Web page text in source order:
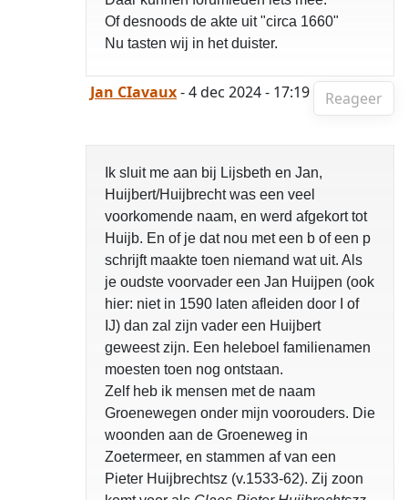
Of desnoods de akte uit "circa 1660"
Nu tasten wij in het duister.
Reageer
Jan CIavaux- 4 dec 2024 - 17:19
Ik sluit me aan bij Lijsbeth en Jan,
Huijbert/Huijbrecht was een veel
voorkomende naam, en werd afgekort tot
Huijb. En of je dat nou met een b of een p
schrijft maakte toen niemand wat uit. Als
je oudste voorvader een Jan Huijpen (ook
hier: niet in 1590 laten afleiden door I of
IJ) dan zal zijn vader een Huijbert
geweest zijn. Een heleboel familienamen
moesten toen nog ontstaan.
Zelf heb ik mensen met de naam
Groenewegen onder mijn voorouders. Die
woonden aan de Groeneweg in
Zoetermeer, en stammen af van een
Pieter Huijbrechtsz (v.1533-62). Zij zoon